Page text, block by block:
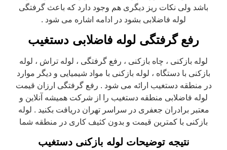
باشد ولی نکات ریز دیگری هم وجود دارد که باعث گرفتگی
لوله فاضلابی بشود در ادامه اشاره می شود .
رفع گرفتگی لوله فاضلابی دستغیب
لوله بازکنی ، چاه بازکنی ، رفع گرفتگی ، لوله تراش ، لوله
بازکنی با دستگاه ، لوله بازکنی با مواد شیمیایی و دیگر موارد
در منطقه دستغیب ارائه می شود . رفع گرفتگی ارزان قیمت
لوله فاضلابی منطقه دستغیب را از شرکت همیشه آنلاین و
معتبر برادران جعفری در سراسر تهران دریافت بکنید . لوله
بازکنی با کمترین قیمت و بدون کثیف کاری در منطقه شما
نتیجه توضیحات لوله بازکنی دستغیب